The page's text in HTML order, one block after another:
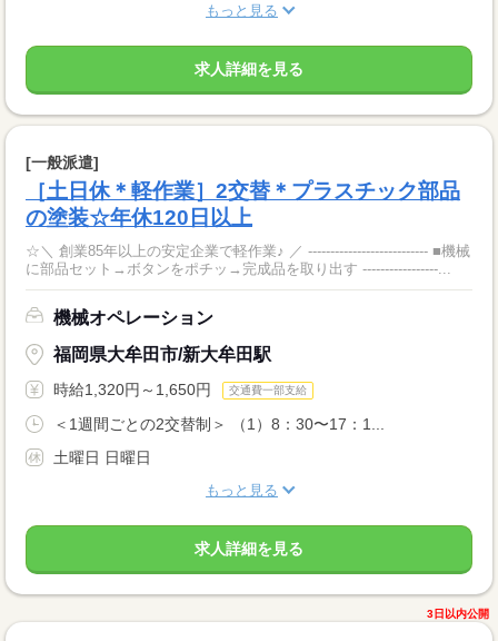
もっと見る
求人詳細を見る
[一般派遣]
［土日休＊軽作業］2交替＊プラスチック部品
の塗装☆年休120日以上
☆＼ 創業85年以上の安定企業で軽作業♪ ／ --------------------------- ■機械
に部品セット→ボタンをポチッ→完成品を取り出す -----------------...
機械オペレーション
福岡県大牟田市/新大牟田駅
時給1,320円～1,650円 交通費一部支給
＜1週間ごとの2交替制＞ （1）8：30〜17：1...
土曜日 日曜日
もっと見る
求人詳細を見る
3日以内公開